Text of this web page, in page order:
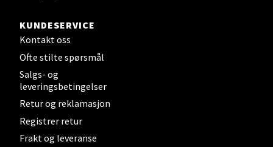
KUNDESERVICE
Kontakt oss
Ofte stilte spørsmål
Salgs- og
leveringsbetingelser
Retur og reklamasjon
Registrer retur
Frakt og leveranse
Oslo - Thon Senter Storo
Vitaminveien 7 - 9, 0485 Oslo
Åpent i dag 10-21
0 i butikk